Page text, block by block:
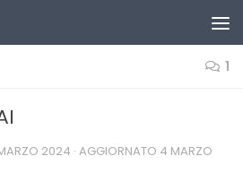
1
2024 · AGGIORNATO 4 MARZO